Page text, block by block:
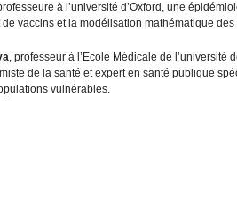
à l’université d’Oxford, une
vaccins et la modélisation mathématique
, professeur à l’Ecole Médicale de l’université
de la santé et expert en santé publique
vulnérables.